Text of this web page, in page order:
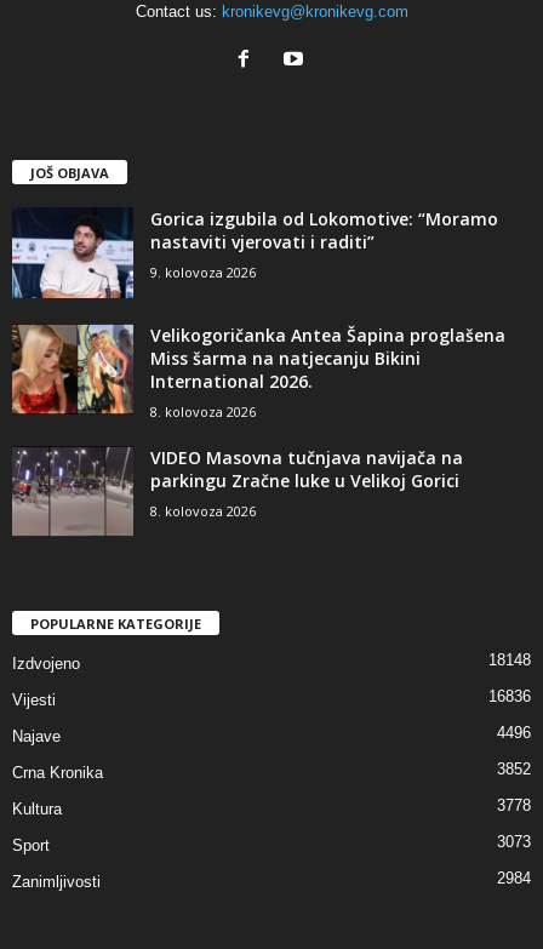
Contact us: kronikevg@kronikevg.com
JOŠ OBJAVA
Gorica izgubila od Lokomotive: “Moramo
nastaviti vjerovati i raditi”
9. kolovoza 2026
Velikogoričanka Antea Šapina proglašena
Miss šarma na natjecanju Bikini
International 2026.
8. kolovoza 2026
VIDEO Masovna tučnjava navijača na
parkingu Zračne luke u Velikoj Gorici
8. kolovoza 2026
POPULARNE KATEGORIJE
Izdvojeno 18148
Vijesti 16836
Najave 4496
Crna Kronika 3852
Kultura 3778
Sport 3073
Zanimljivosti 2984